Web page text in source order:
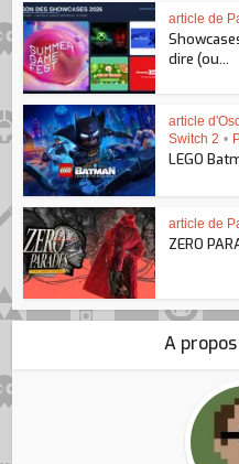
article de
dire (ou...
article
Switch 2 •
LEGO
article de
ZERO
A